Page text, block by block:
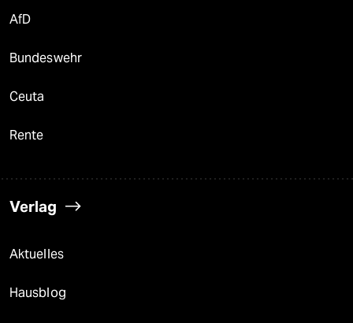
AfD
Bundeswehr
Ceuta
Rente
Verlag
Aktuelles
Hausblog